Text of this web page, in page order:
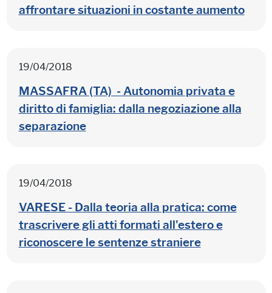
affrontare situazioni in costante aumento
19/04/2018
MASSAFRA (TA) - Autonomia privata e
diritto di famiglia: dalla negoziazione alla
separazione
19/04/2018
VARESE - Dalla teoria alla pratica: come
trascrivere gli atti formati all'estero e
riconoscere le sentenze straniere